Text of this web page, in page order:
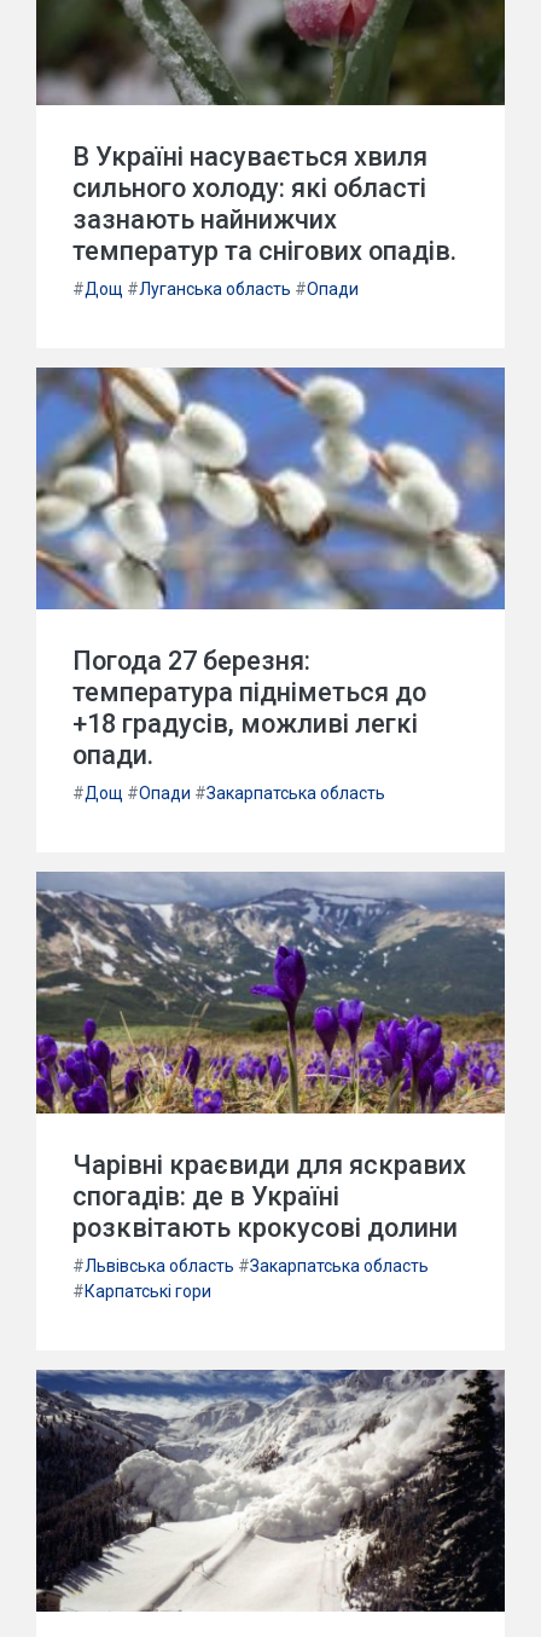
В Україні насувається хвиля
сильного холоду: які області
зазнають найнижчих
температур та снігових опадів.
#Дощ #Луганська область #Опади
Погода 27 березня:
температура підніметься до
+18 градусів, можливі легкі
опади.
#Дощ #Опади #Закарпатська область
Чарівні краєвиди для яскравих
спогадів: де в Україні
розквітають крокусові долини
#Львівська область #Закарпатська область
#Карпатські гори